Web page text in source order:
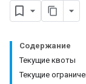
Содержание
Текущие квоты
Текущие